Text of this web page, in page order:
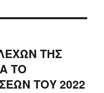
ΤΗΣ
ΤΟ
ΤΟΥ 2022